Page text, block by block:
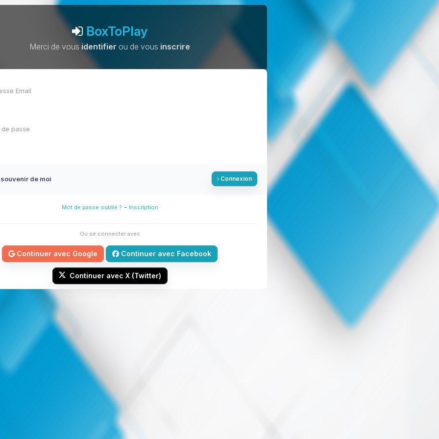
BoxToPlay
Merci de vousidentifier ou de vous inscrire
de moi Connexion
Mot de passe oublié ? - Inscription
Ou se connecter avec
Continuer avec Google Continuer avec Facebook
Continuer avec X (Twitter)